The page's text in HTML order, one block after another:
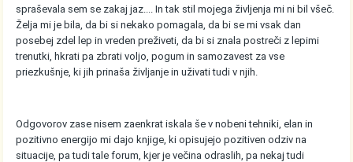
spraševala sem se zakaj jaz.... In tak stil mojega življenja mi ni bil všeč.
Želja mi je bila, da bi si nekako pomagala, da bi se mi vsak dan
posebej zdel lep in vreden preživeti, da bi si znala postreči z lepimi
trenutki, hkrati pa zbrati voljo, pogum in samozavest za vse
priezkušnje, ki jih prinaša življanje in uživati tudi v njih.
Odgovorov zase nisem zaenkrat iskala še v nobeni tehniki, elan in
pozitivno energijo mi dajo knjige, ki opisujejo pozitiven odziv na
situacije, pa tudi tale forum, kjer je večina odraslih, pa nekaj tudi